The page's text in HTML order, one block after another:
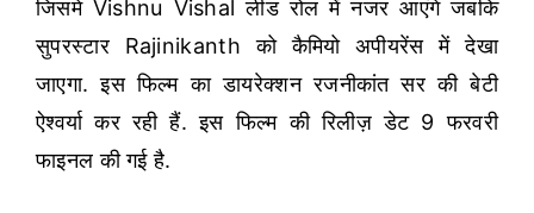
जिसमे Vishnu Vishal लीड रोल में नजर आएंगे जबकि
सुपरस्टार Rajinikanth को कैमियो अपीयरेंस में देखा
जाएगा. इस फिल्म का डायरेक्शन रजनीकांत सर की बेटी
ऐश्वर्या कर रही हैं. इस फिल्म की रिलीज़ डेट 9 फरवरी
फाइनल की गई है.